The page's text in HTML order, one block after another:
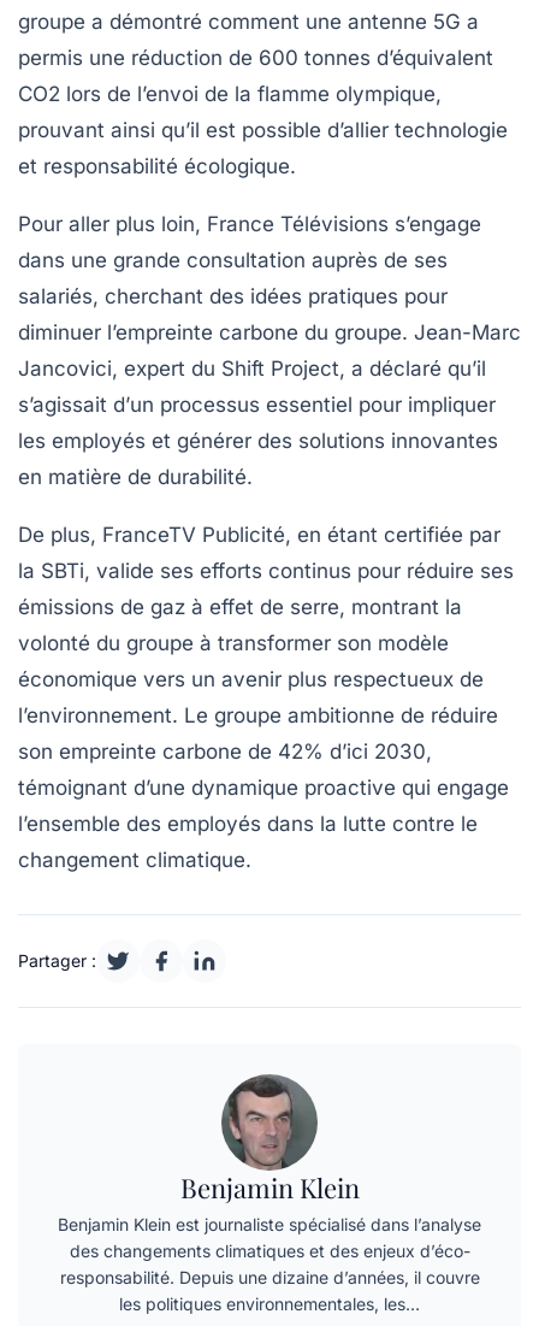
groupe a démontré comment une antenne 5G a
permis une réduction de 600 tonnes d’équivalent
CO2 lors de l’envoi de la flamme olympique,
prouvant ainsi qu’il est possible d’allier technologie
et responsabilité écologique.
Pour aller plus loin, France Télévisions s’engage
dans une grande consultation auprès de ses
salariés, cherchant des idées pratiques pour
diminuer l’empreinte carbone du groupe. Jean-Marc
Jancovici, expert du Shift Project, a déclaré qu’il
s’agissait d’un processus essentiel pour impliquer
les employés et générer des solutions innovantes
en matière de durabilité.
De plus, FranceTV Publicité, en étant certifiée par
la SBTi, valide ses efforts continus pour réduire ses
émissions de gaz à effet de serre, montrant la
volonté du groupe à transformer son modèle
économique vers un avenir plus respectueux de
l’environnement. Le groupe ambitionne de réduire
son empreinte carbone de 42% d’ici 2030,
témoignant d’une dynamique proactive qui engage
l’ensemble des employés dans la lutte contre le
changement climatique.
Partager :
Benjamin Klein
Benjamin Klein est journaliste spécialisé dans l’analyse
des changements climatiques et des enjeux d’éco-
responsabilité. Depuis une dizaine d’années, il couvre
les politiques environnementales, les…